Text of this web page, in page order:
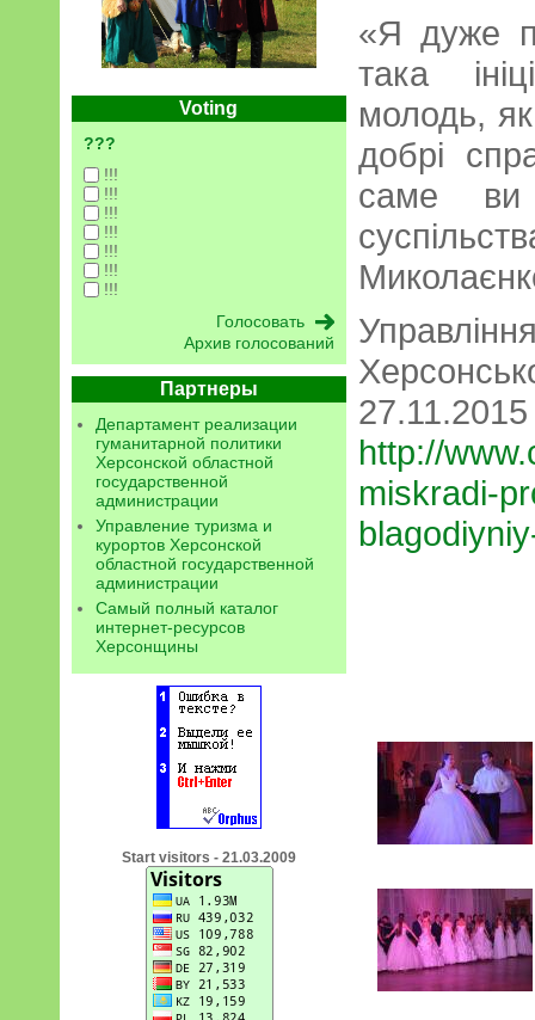
Voting
???
!!!
!!!
!!!
!!!
!!!
!!!
!!!
Архив голосований
Партнеры
Департамент реализации
гуманитарной политики
Херсонской областной
государственной
администрации
Управление туризма и
курортов Херсонской
областной государственной
администрации
Самый полный каталог
интернет-ресурсов
Херсонщины
Start visitors - 21.03.2009
«Я дуже
така
молодь,
добрі
саме
27.11.2015
http://
miskradi-